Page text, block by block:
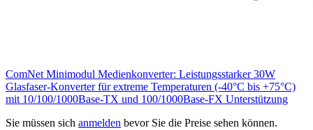
ComNet Minimodul Medienkonverter: Leistungsstarker 30W
Glasfaser-Konverter für extreme Temperaturen (-40°C bis +75°C)
mit 10/100/1000Base-TX und 100/1000Base-FX Unterstützung
Sie müssen sich anmelden bevor Sie die Preise sehen können.